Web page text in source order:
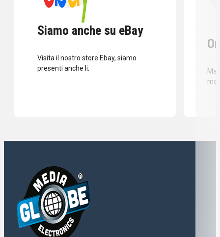
Siamo anche su eBay
Visita il nostro store Ebay, siamo
presenti anche li.